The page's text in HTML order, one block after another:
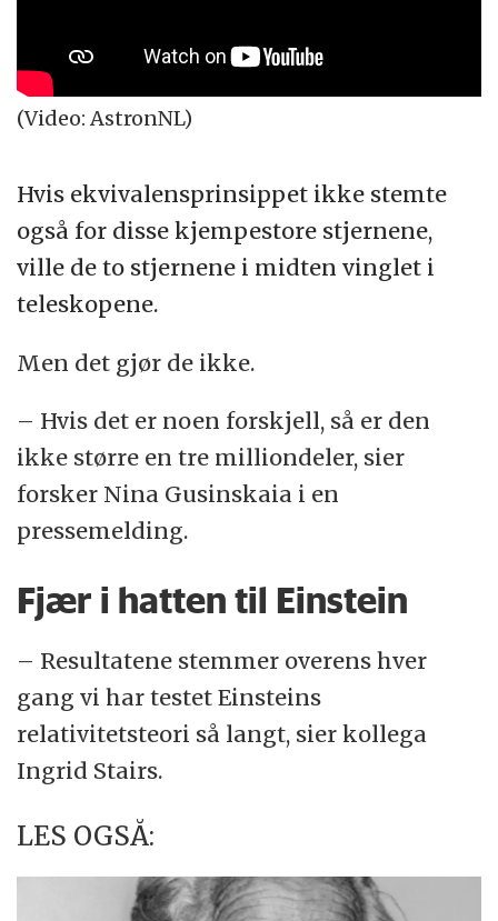
(Video: AstronNL)
Hvis ekvivalensprinsippet ikke stemte
også for disse kjempestore stjernene,
ville de to stjernene i midten vinglet i
teleskopene.
Men det gjør de ikke.
– Hvis det er noen forskjell, så er den
ikke større en tre milliondeler, sier
forsker Nina Gusinskaia i en
pressemelding.
Fjær i hatten til Einstein
– Resultatene stemmer overens hver
gang vi har testet Einsteins
relativitetsteori så langt, sier kollega
Ingrid Stairs.
LES OGSÅ: